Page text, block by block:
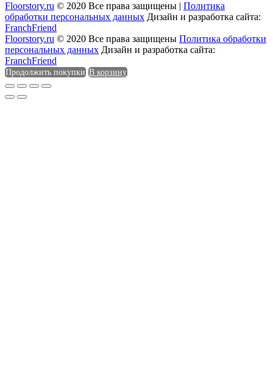
Floorstory.ru © 2020 Все права защищены | Политика
обработки персональных данных Дизайн и разработка сайта:
FranchFriend
Floorstory.ru © 2020 Все права защищены Политика обработки
персональных данных Дизайн и разработка сайта:
FranchFriend
Продолжить покупки В корзину